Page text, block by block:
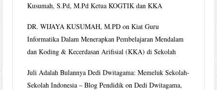
Kusumah, S.Pd, M.Pd Ketua KOGTIK dan KKA
DR. WIJAYA KUSUMAH, M.PD onKiat Guru
Informatika Dalam Menerapkan Pembelajaran Mendalam
dan Koding & Kecerdasan Arifisial (KKA) di Sekolah
Juli Adalah Bulannya Dedi Dwitagama: Memeluk Sekolah-
Sekolah Indonesia – Blog Pendidik onDedi Dwitagama,